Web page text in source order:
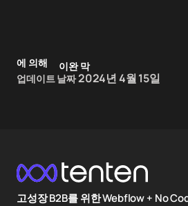
에 의해
이완 막
업데이트 날짜2024년 4월 15일
고성장 B2B를 위한 Webflow + No